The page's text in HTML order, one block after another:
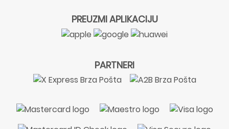
PREUZMI APLIKACIJU
PARTNERI